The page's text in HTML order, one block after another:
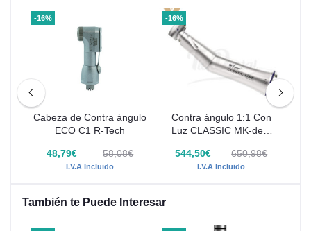
-16%
Cabeza de Contra ángulo
ECO C1 R-Tech
48,79€ 58,08€
I.V.A Incluido
-16%
Contra ángulo 1:1 Con
Luz CLASSIC MK-dent
544,50€
650,98€
I.V.A Incluido
También te Puede Interesar